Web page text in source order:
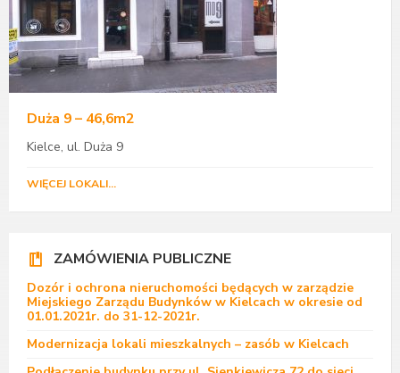
Duża 9 – 46,6m2
Kielce, ul. Duża 9
WIĘCEJ LOKALI...
ZAMÓWIENIA PUBLICZNE
Dozór i ochrona nieruchomości będących w zarządzie
Miejskiego Zarządu Budynków w Kielcach w okresie od
01.01.2021r. do 31-12-2021r.
Modernizacja lokali mieszkalnych – zasób w Kielcach